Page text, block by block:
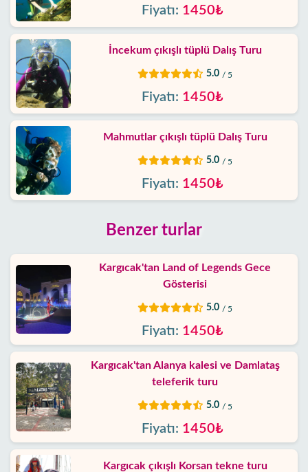
Fiyatı: 1450₺
İncekum çıkışlı tüplü Dalış Turu
5.0 / 5
Fiyatı: 1450₺
Mahmutlar çıkışlı tüplü Dalış Turu
5.0 / 5
Fiyatı: 1450₺
Benzer turlar
Kargıcak'tan Land of Legends Gece
Gösterisi
5.0 / 5
Fiyatı: 1450₺
Kargıcak'tan Alanya kalesi ve Damlataş
teleferik turu
5.0 / 5
Fiyatı: 1450₺
Kargıcak çıkışlı Korsan tekne turu